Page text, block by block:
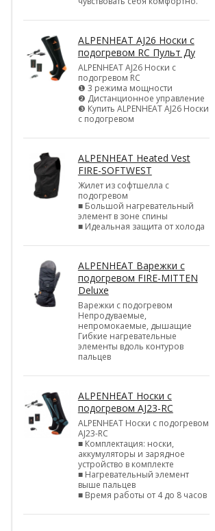
ALPENHEAT AJ26 Носки с
подогревом RC Пульт Ду
ALPENHEAT AJ26 Носки с
подогревом RC
❶ 3 режима мощности
❷ Дистанционное управление
❸ Купить ALPENHEAT AJ26 Носки
с подогревом
ALPENHEAT Heated Vest
FIRE-SOFTWEST
Жилет из софтшелла с
подогревом
■ Большой нагревательный
элемент в зоне спины
■ Идеальная защита от холода
ALPENHEAT Варежки с
подогревом FIRE-MITTEN
Deluxe
Варежки с подогревом
Непродуваемые,
непромокаемые, дышащие
Гибкие нагревательные
элементы вдоль контуров
пальцев
ALPENHEAT Носки с
подогревом AJ23-RC
ALPENHEAT Носки с подогревом
AJ23-RC
■ Комплектация: носки,
аккумуляторы и зарядное
устройство в комплекте
■ Нагревательный элемент
выше пальцев
■ Время работы от 4 до 8 часов